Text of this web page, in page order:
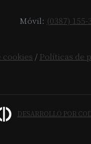
Móvil: (0387) 155-
cookies / Políticas de
DESARROLLO POR